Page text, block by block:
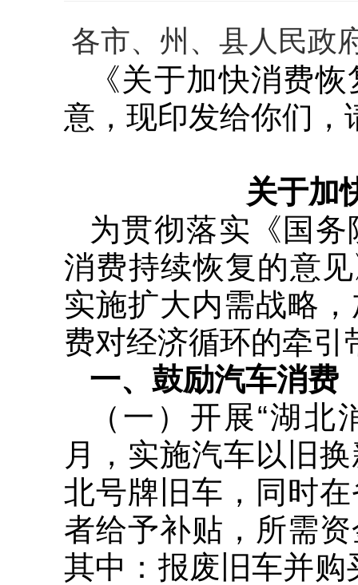
各市、州、县人民政
《关于加快消费
意，现印发给你们，
关于加
为贯彻落实《国
消费持续恢复的意
实施扩大内需战略
费对经济循环的牵
一、鼓励汽车消费
（一）开展“湖
月，实施汽车以旧
北号牌旧车，同时
者给予补贴，所需
其中：报废旧车并